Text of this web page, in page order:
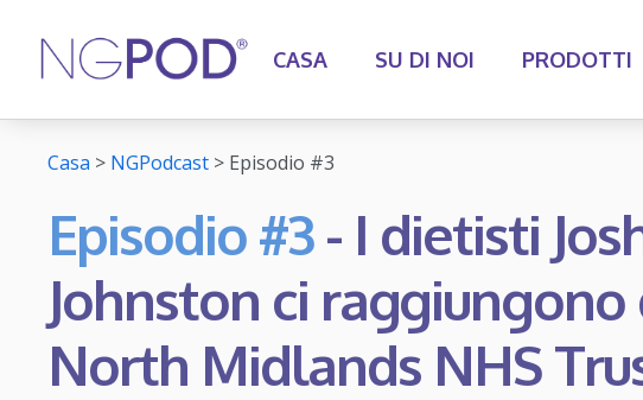
CASA SU DI NOI PRODOTTI
Casa > NGPodcast > Episodio #3
Episodio #3- I dietisti
Johnston ci
North Midlands NHS